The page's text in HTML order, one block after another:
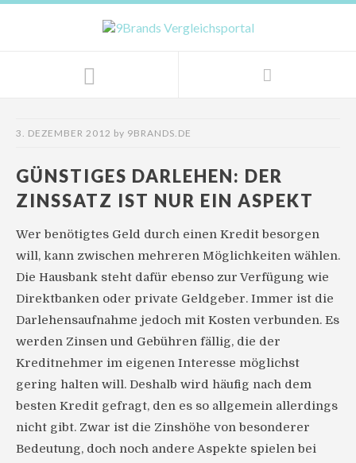
3. DEZEMBER 2012 by 9BRANDS.DE
GÜNSTIGES DARLEHEN: DER
ZINSSATZ IST NUR EIN ASPEKT
Wer benötigtes Geld durch einen Kredit besorgen
will, kann zwischen mehreren Möglichkeiten wählen.
Die Hausbank steht dafür ebenso zur Verfügung wie
Direktbanken oder private Geldgeber. Immer ist die
Darlehensaufnahme jedoch mit Kosten verbunden. Es
werden Zinsen und Gebühren fällig, die der
Kreditnehmer im eigenen Interesse möglichst
gering halten will. Deshalb wird häufig nach dem
besten Kredit gefragt, den es so allgemein allerdings
nicht gibt. Zwar ist die Zinshöhe von besonderer
Bedeutung, doch noch andere Aspekte spielen bei